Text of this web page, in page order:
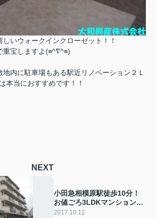
いウォークインクローゼット！！
重宝しますよ(≡^∇^≡)
内に駐車場もある駅近リノベーション２Ｌ
本当におすすめです！！
NEXT
小田急相模原駅徒歩10分！
お値ごろ3LDKマンションの
ご紹介！
2017.10.12